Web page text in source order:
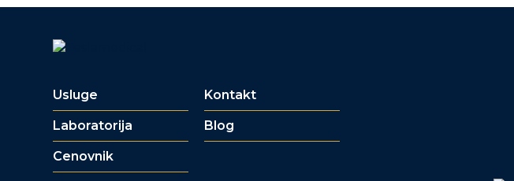
Usluge Kontakt
Laboratorija Blog
Cenovnik